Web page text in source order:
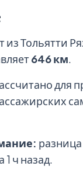
из Тольятти
646 км.
для
разница
1 ч назад.